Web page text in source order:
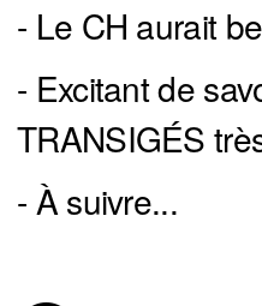
- Le CH aurait
- Excitant de
TRANSIGÉS
- À suivre...